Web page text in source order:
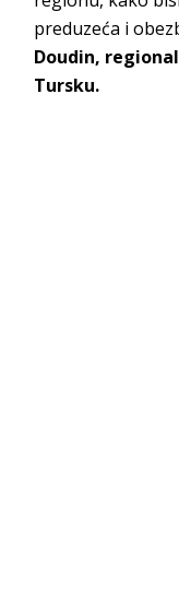
preduzeća i
Doudin,
Tursku.